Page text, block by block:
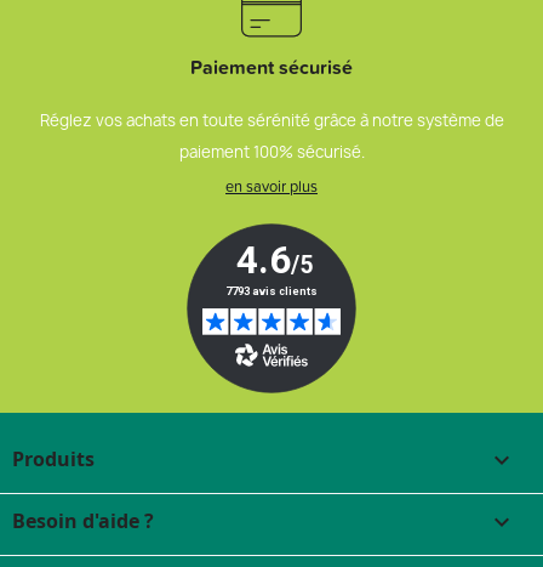
Paiement sécurisé
Réglez vos achats en toute sérénité grâce à notre système de
paiement 100% sécurisé.
en savoir plus
Produits 
Besoin d'aide ? 